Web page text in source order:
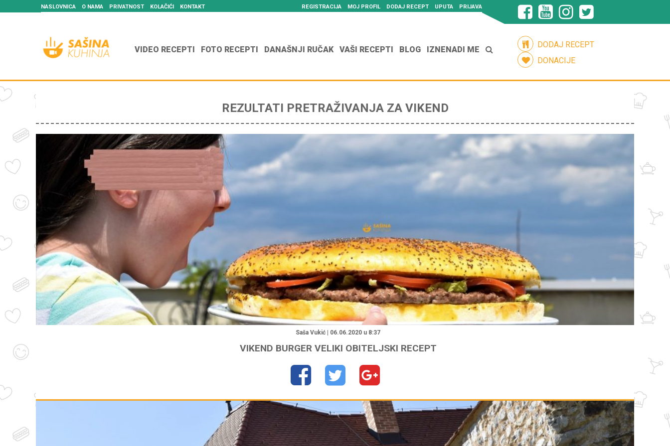
NASLOVNICA O NAMA PRIVATNOST KOLAČIĆI KONTAKT REGISTRACIJA MOJ PROFIL DODAJ RECEPT UPUTA PRIJAVA
VIDEO RECEPTI FOTO RECEPTI DANAŠNJI RUČAK VAŠI RECEPTI BLOG IZNENADI ME
DODAJ RECEPT
DONACIJE
REZULTATI PRETRAŽIVANJA ZA VIKEND
"
Saša Vukić | 06.06.2020 u 8:37
VIKEND BURGER VELIKI OBITELJSKI RECEPT